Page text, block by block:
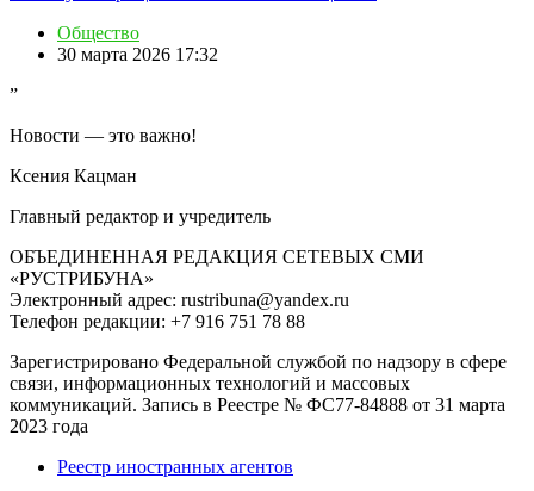
Общество
30 марта 2026 17:32
”
Новости — это важно!
Ксения Кацман
Главный редактор и учредитель
ОБЪЕДИНЕННАЯ РЕДАКЦИЯ СЕТЕВЫХ СМИ
«РУСТРИБУНА»
Электронный адрес: rustribuna@yandex.ru
Телефон редакции: +7 916 751 78 88
Зарегистрировано Федеральной службой по надзору в сфере
связи, информационных технологий и массовых
коммуникаций. Запись в Реестре № ФС77-84888 от 31 марта
2023 года
Реестр иностранных агентов